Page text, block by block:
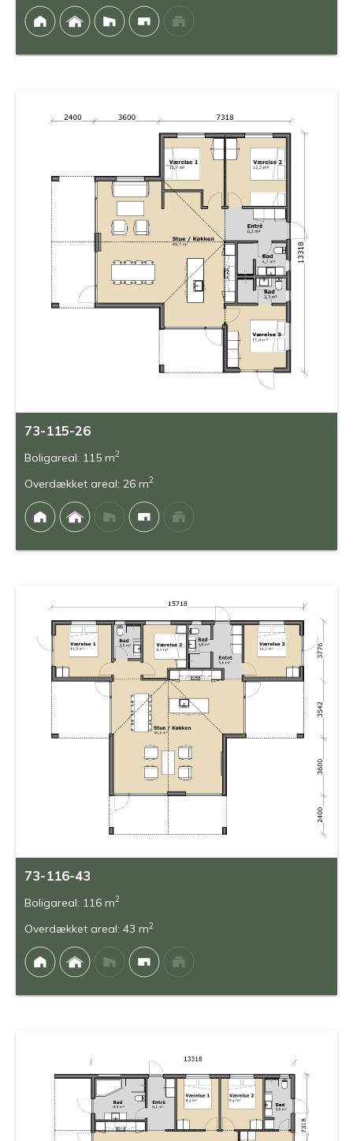
73-115-26
Boligareal: 115 m2
Overdækket areal: 26 m2
73-116-43
Boligareal: 116 m2
Overdækket areal: 43 m2